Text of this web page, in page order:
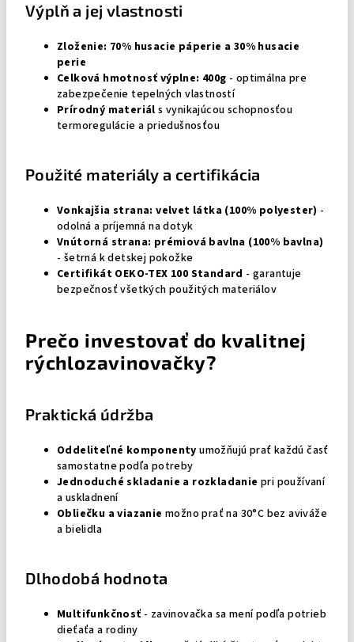
Výplň a jej vlastnosti
Zloženie: 70% husacie páperie a 30% husacie
perie
Celková hmotnosť výplne: 400g - optimálna pre
zabezpečenie tepelných vlastností
Prírodný materiál s vynikajúcou schopnosťou
termoregulácie a priedušnosťou
Použité materiály a certifikácia
Vonkajšia strana: velvet látka (100% polyester) -
odolná a príjemná na dotyk
Vnútorná strana: prémiová bavlna (100% bavlna)
- šetrná k detskej pokožke
Certifikát OEKO-TEX 100 Standard - garantuje
bezpečnosť všetkých použitých materiálov
Prečo investovať do kvalitnej
rýchlozavinovačky?
Praktická údržba
Oddeliteľné komponenty umožňujú prať každú časť
samostatne podľa potreby
Jednoduché skladanie a rozkladanie pri používaní
a uskladnení
Obliečku a viazanie možno prať na 30°C bez aviváže
a bielidla
Dlhodobá hodnota
Multifunkčnosť - zavinovačka sa mení podľa potrieb
dieťaťa a rodiny